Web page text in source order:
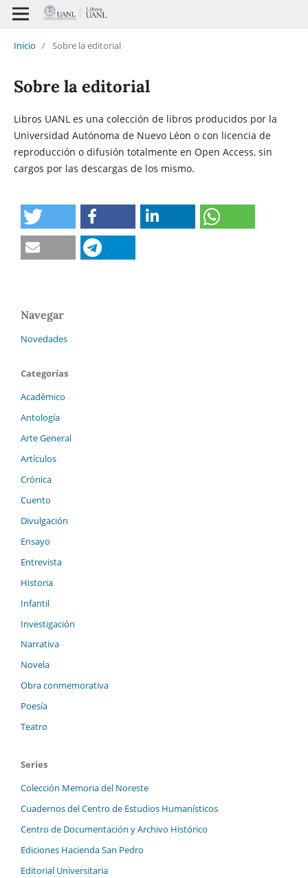
Inicio / Sobre la editorial
Sobre la editorial
Libros UANL es una colección de libros producidos por la
Universidad Autónoma de Nuevo Léon o con licencia de
reproducción o difusión totalmente en Open Access, sin
cargos por las descargas de los mismo.
Navegar
Novedades
Categorías
Académico
Antología
Arte General
Artículos
Crónica
Cuento
Divulgación
Ensayo
Entrevista
Historia
Infantil
Investigación
Narrativa
Novela
Obra conmemorativa
Poesía
Teatro
Series
Colección Memoria del Noreste
Cuadernos del Centro de Estudios Humanísticos
Centro de Documentación y Archivo Histórico
Ediciones Hacienda San Pedro
Editorial Universitaria